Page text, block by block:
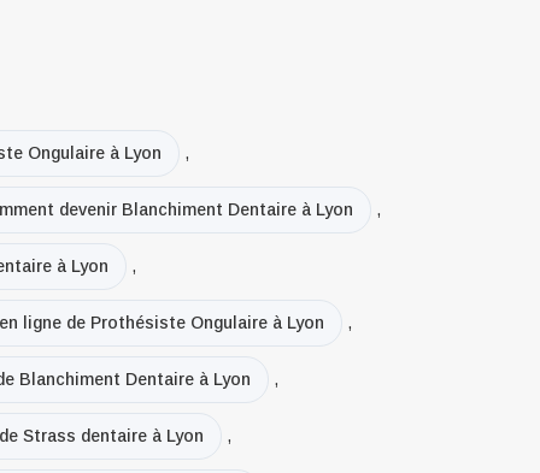
Ongulaire à Lyon ,
devenir Blanchiment Dentaire à Lyon ,
à Lyon ,
ligne de Prothésiste Ongulaire à Lyon ,
Blanchiment Dentaire à Lyon ,
Strass dentaire à Lyon ,